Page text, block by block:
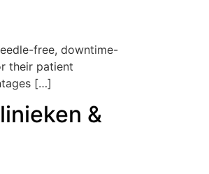
free, downtime-
their patient
[…]
&